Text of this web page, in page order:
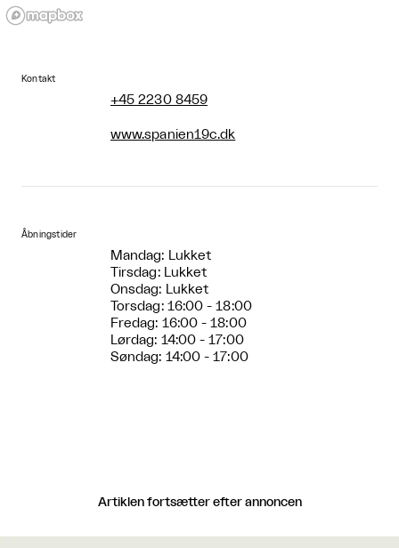
Kontakt
+45 2230 8459
www.spanien19c.dk
Åbningstider
Mandag: Lukket
Tirsdag: Lukket
Onsdag: Lukket
Torsdag: 16:00 - 18:00
Fredag: 16:00 - 18:00
Lørdag: 14:00 - 17:00
Søndag: 14:00 - 17:00
Artiklen fortsætter efter annoncen